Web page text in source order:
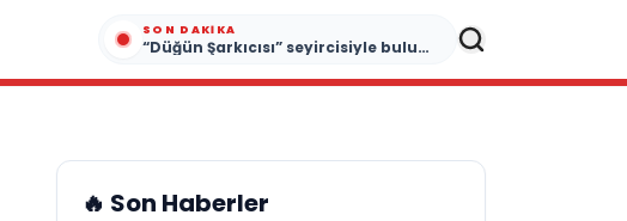
SON DAKIKA
“Düğün Şarkıcısı” seyircisiyle buluşmak için gün sayıyor
🔥 Son Haberler